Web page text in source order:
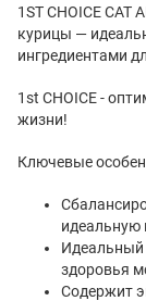
1ST CHOICE CAT
курицы —
ингредиентами
1st CHOICE -
жизни!
Ключевые
идеальную
Идеальный
здоровья
Содержит